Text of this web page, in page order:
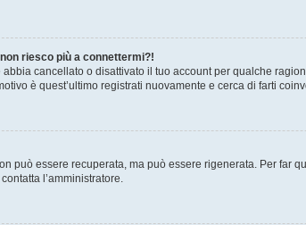
riesco più a connettermi?!
cancellato o disattivato il tuo account per qualche
è quest’ultimo registrati nuovamente e cerca di farti
può essere recuperata, ma può essere rigenerata. Per far
l’amministratore.